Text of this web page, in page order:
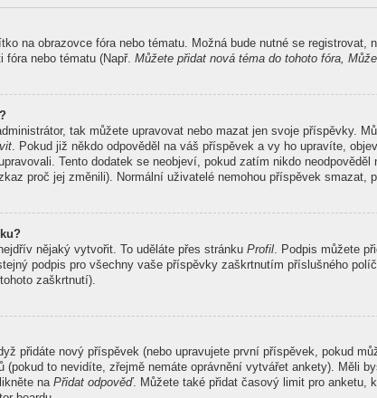
na obrazovce fóra nebo tématu. Možná bude nutné se registrovat,
nebo tématu (Např. Můžete přidat nová téma do tohoto fóra,
tak můžete upravovat nebo mazat jen svoje příspěvky.
. Pokud již někdo odpověděl na váš příspěvek a vy ho upravíte,
Tento dodatek se neobjeví, pokud zatím nikdo neodpověděl
proč jej změnili). Normální uživatelé nemohou příspěvek smazat,
nějaký vytvořit. To uděláte přes stránku Profil . Podpis můžete
podpis pro všechny vaše příspěvky zaškrtnutím příslušného
zaškrtnutí).
přidáte nový příspěvek (nebo upravujete první příspěvek, pokud
(pokud to nevidíte, zřejmě nemáte oprávnění vytvářet ankety). Měli
na Přidat odpověď. Můžete také přidat časový limit pro anketu,